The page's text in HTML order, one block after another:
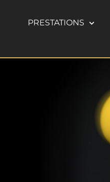
PRESTATIONS